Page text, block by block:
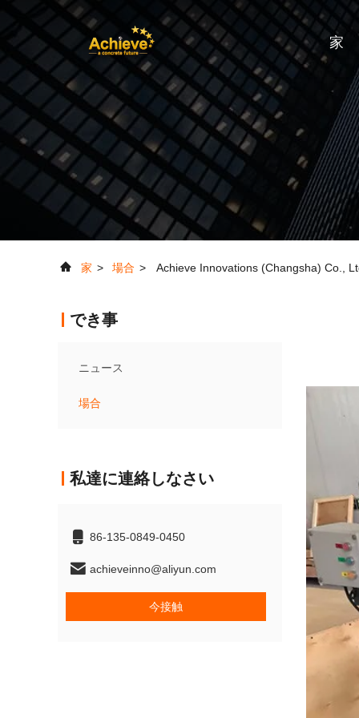
家
家 > 場合 > Achieve Innovations (Changsha) Co.,
でき事
ニュース
場合
私達に連絡しなさい
86-135-0849-0450
achieveinno@aliyun.com
今接触